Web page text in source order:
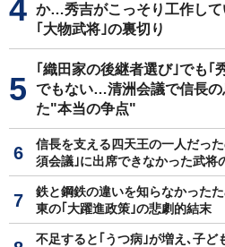
か…秀吉がこっそり工作して
｢大物武将｣の裏切り
｢織田家の後継者選び｣でも｢
でもない…清洲会議で信長の
た"本当の争点"
信長を支える四天王の一人だっ
須会議｣に出席できなかった武将
鉄と鋼鉄の違いを知らなかった
東の｢大躍進政策｣の悲劇的結末
不足すると｢うつ病｣が増え､子